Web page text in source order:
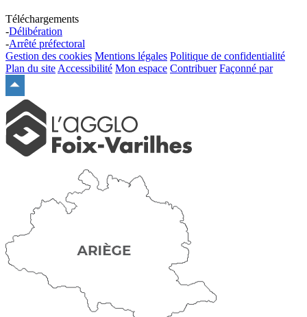
Téléchargements
-Délibération
-Arrêté préfectoral
Gestion des cookies Mentions légales Politique de confidentialité
Plan du site Accessibilité Mon espace Contribuer Façonné par
haut
du
site